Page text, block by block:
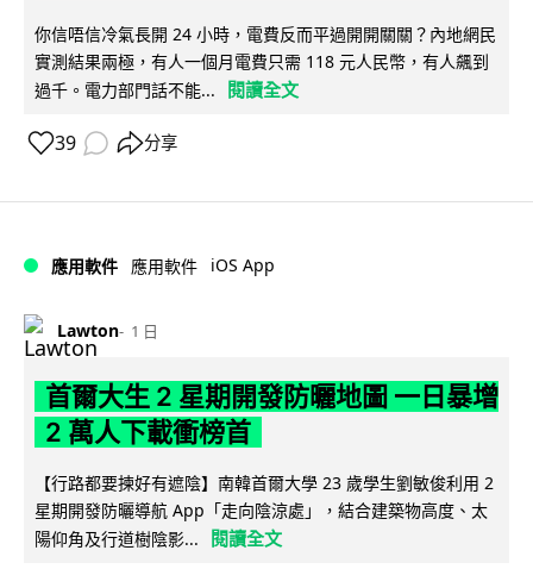
你信唔信冷氣長開 24 小時，電費反而平過開開關關？內地網民
實測結果兩極，有人一個月電費只需 118 元人民幣，有人飆到
過千。電力部門話不能...
閱讀全文
39 分享
應用軟件 應用軟件 iOS App
Lawton 1 日
首爾大生 2 星期開發防曬地圖 一日暴增
2 萬人下載衝榜首
【行路都要揀好有遮陰】南韓首爾大學 23 歲學生劉敏俊利用 2
星期開發防曬導航 App「走向陰涼處」，結合建築物高度、太
陽仰角及行道樹陰影...
閱讀全文